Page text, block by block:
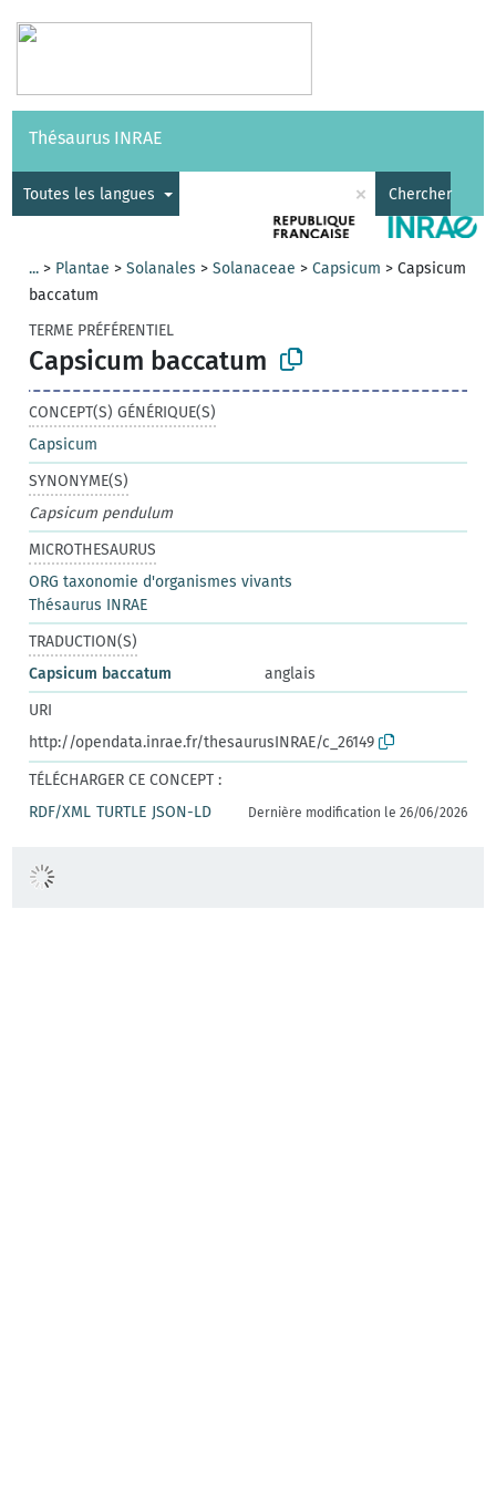
Vocabulaires API
Thésaurus INRAE
Toutes les langues × Chercher
... > Plantae >Solanales >Solanaceae >Capsicum >Capsicum
baccatum
TERME PRÉFÉRENTIEL
Capsicum baccatum
CONCEPT(S) GÉNÉRIQUE(S)
Capsicum
SYNONYME(S)
Capsicum pendulum
MICROTHESAURUS
ORG taxonomie d'organismes vivants
Thésaurus INRAE
TRADUCTION(S)
Capsicum baccatum
anglais
URI
http://opendata.inrae.fr/thesaurusINRAE/c_26149
TÉLÉCHARGER CE CONCEPT :
RDF/XML TURTLE JSON-LD Dernière modification le 26/06/2026